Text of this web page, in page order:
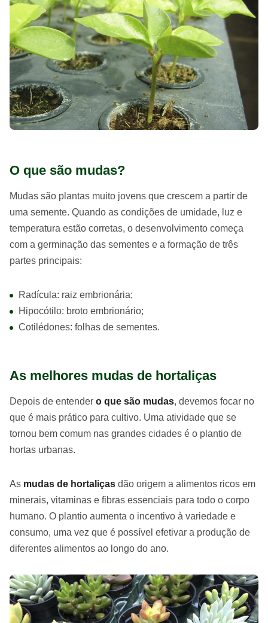
O que são mudas?
Mudas são plantas muito jovens que crescem a partir de
uma semente. Quando as condições de umidade, luz e
temperatura estão corretas, o desenvolvimento começa
com a germinação das sementes e a formação de três
partes principais:
Radícula: raiz embrionária;
Hipocótilo: broto embrionário;
Cotilédones: folhas de sementes.
As melhores mudas de hortaliças
Depois de entender o que são mudas, devemos focar no
que é mais prático para cultivo. Uma atividade que se
tornou bem comum nas grandes cidades é o plantio de
hortas urbanas.
As mudas de hortaliças dão origem a alimentos ricos em
minerais, vitaminas e fibras essenciais para todo o corpo
humano. O plantio aumenta o incentivo à variedade e
consumo, uma vez que é possível efetivar a produção de
diferentes alimentos ao longo do ano.